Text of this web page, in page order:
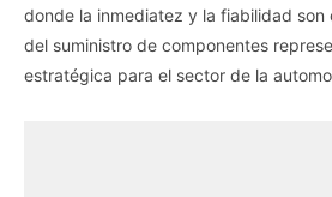
donde la inmediatez y la fiabilidad son
del suministro de componentes
estratégica para el sector de la